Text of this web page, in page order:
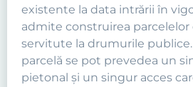
existente la data intrării în
admite construirea parcelelor
servitute la drumurile
parcelă se pot prevedea un
pietonal şi un singur acces